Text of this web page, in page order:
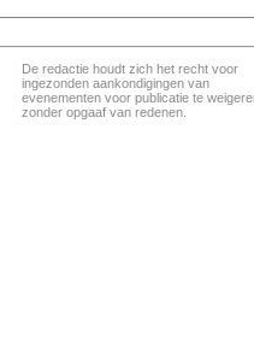
De redactie houdt zich het recht voor
ingezonden aankondigingen van
evenementen voor publicatie te
zonder opgaaf van redenen.